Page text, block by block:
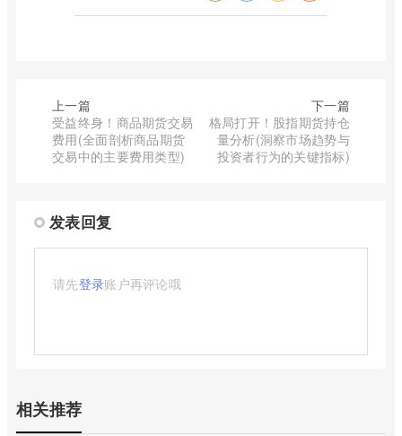
上一篇
受益终身！商品期货交易
费用(全面剖析商品期货
交易中的主要费用类型)
下一篇
格局打开！股指期货持仓
量分析(洞察市场趋势与
投资者行为的关键指标)
发表回复
请先登录账户再评论哦
相关推荐